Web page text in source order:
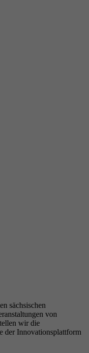
sächsischen
von
wir die
der Innovationsplattform